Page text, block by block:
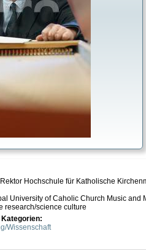
Hochschule für Katholische
University of Caholic Church Music
research/science culture
Kategorien:
Wissenschaft